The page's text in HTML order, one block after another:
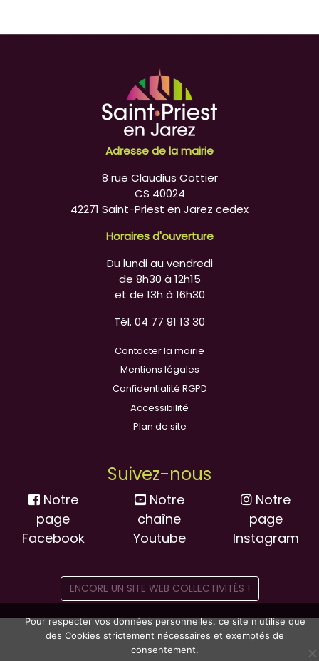
Adresse de la mairie
8 rue Claudius Cottier
CS 40024
42271 Saint-Priest en Jarez cedex
Horaires d'ouverture
Du lundi au vendredi
de 8h30 à 12h15
et de 13h à 16h30
Tél. 04 77 91 13 30
Contacter la mairie
Mentions légales
Confidentialité RGPD
Accessibilité
Plan de site
Suivez-nous
Notre
page
Facebook
Notre
chaîne
Youtube
Notre
page
Instagram
ENCORE UN SITE WEB COLLECTIVITÉS !
Pour respecter vos données personnelles, ce site n'utilise que
des Cookies strictement nécessaires et exemptés de
consentement.